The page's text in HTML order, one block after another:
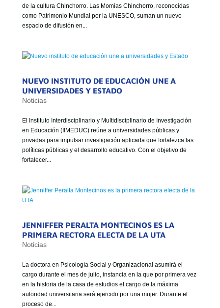
de la cultura Chinchorro. Las Momias Chinchorro, reconocidas
como Patrimonio Mundial por la UNESCO, suman un nuevo
espacio de difusión en...
NUEVO INSTITUTO DE EDUCACIÓN UNE A
UNIVERSIDADES Y ESTADO
Noticias
El Instituto Interdisciplinario y Multidisciplinario de Investigación
en Educación (IIMEDUC) reúne a universidades públicas y
privadas para impulsar investigación aplicada que fortalezca las
políticas públicas y el desarrollo educativo. Con el objetivo de
fortalecer...
JENNIFFER PERALTA MONTECINOS ES LA
PRIMERA RECTORA ELECTA DE LA UTA
Noticias
La doctora en Psicología Social y Organizacional asumirá el
cargo durante el mes de julio, instancia en la que por primera vez
en la historia de la casa de estudios el cargo de la máxima
autoridad universitaria será ejercido por una mujer. Durante el
proceso de...